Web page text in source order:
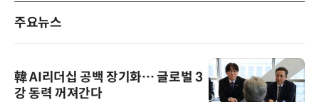
주요뉴스
韓 AI리더십 공백 장기화… 글로벌 3
강 동력 꺼져간다